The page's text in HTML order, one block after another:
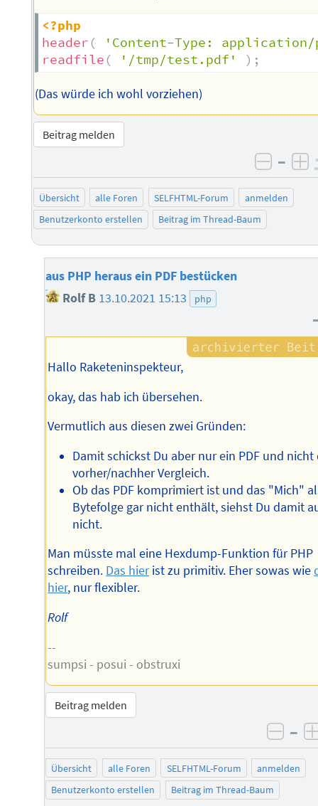
<?php
header (
'Content-Type:
readfile ( '/tmp/test.pdf' ) ;
(Das würde ich wohl vorziehen)
Beitrag melden
–
Übersicht alle Foren SELFHTML-Forum
anmelden
Benutzerkonto erstellen
Beitrag im Thread-Baum
aus PHP heraus ein PDF bestücken
Rolf B 13.10.2021 15:13 php
Hallo Raketeninspekteur,
okay, das hab ich übersehen.
Vermutlich aus diesen zwei Gründen:
Damit schickst Du aber nur ein PDF und nicht
vorher/nachher Vergleich.
Ob das PDF komprimiert ist und das "Mich"
Bytefolge gar nicht enthält, siehst Du damit
nicht.
Man müsste mal eine Hexdump-Funktion für PHP
schreiben. Das hierist zu primitiv. Eher sowas wie
hier, nur flexibler.
Rolf
--
sumpsi - posui - obstruxi
Beitrag melden
–
Übersicht alle Foren SELFHTML-Forum
anmelden
Benutzerkonto erstellen
Beitrag im Thread-Baum